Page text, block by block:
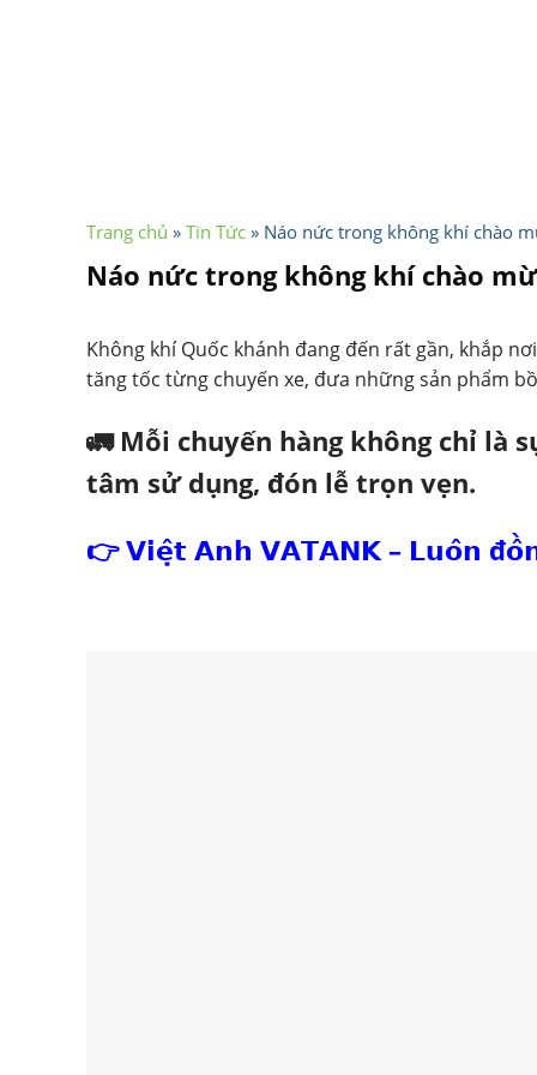
Trang chủ » Tin Tức » Náo nức trong không khí chào
Náo nức trong không khí chào
Không khí Quốc khánh đang đến rất gần, khắp
tăng tốc từng chuyến xe, đưa những sản phẩm
🚛 Mỗi chuyến hàng không chỉ là
tâm sử dụng, đón lễ trọn vẹn.
👉 𝗩𝗶𝗲̣̂𝘁 𝗔𝗻𝗵 𝗩𝗔𝗧𝗔𝗡𝗞 – 𝗟𝘂𝗼̂𝗻